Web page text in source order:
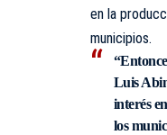
en la
municipios.
Luis
interés
los